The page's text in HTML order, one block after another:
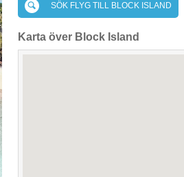
SÖK FLYG TILL BLOCK ISLAND
Karta över Block Island